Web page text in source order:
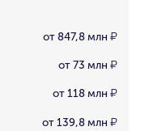
от 847,8 млн ₽
от 73 млн ₽
от 118 млн ₽
от 139,8 млн ₽